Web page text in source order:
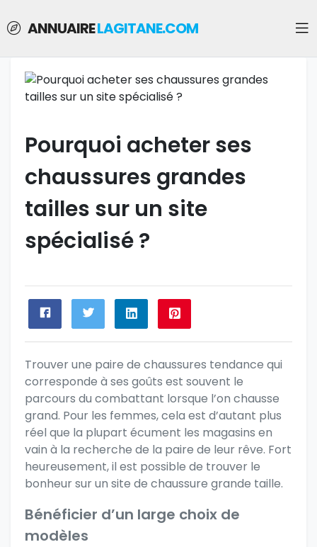
ANNUAIRELAGITANE.COM
Pourquoi acheter ses
chaussures grandes
tailles sur un site
spécialisé ?
Trouver une paire de chaussures tendance qui
corresponde à ses goûts est souvent le
parcours du combattant lorsque l’on chausse
grand. Pour les femmes, cela est d’autant plus
réel que la plupart écument les magasins en
vain à la recherche de la paire de leur rêve. Fort
heureusement, il est possible de trouver le
bonheur sur un site de chaussure grande taille.
Bénéficier d’un large choix de
modèles